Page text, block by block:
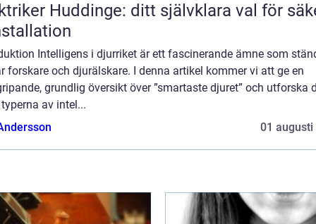
Huddinge: ditt självklara val för
Intelligens i djurriket är ett fascinerande ämne som
forskare och djurälskare. I denna artikel kommer vi att ge en
grundlig översikt över ”smartaste djuret” och utforska
av intel...
01 augusti